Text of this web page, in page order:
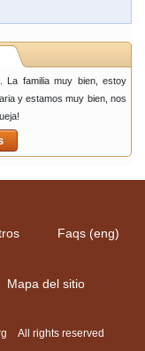
La familia muy bien, estoy
y estamos muy bien, nos
Faqs (eng)
Mapa del sitio
All rights reserved